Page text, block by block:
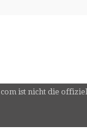
ist nicht die